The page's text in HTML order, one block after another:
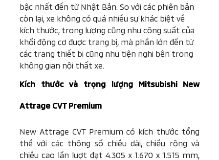
bậc nhất đến từ Nhật Bản. So với các phiên bản
còn lại, xe không có quá nhiều sự khác biệt về
kích thước, trọng lượng cũng như công suất của
khối động cơ được trang bị, mà phần lớn đến từ
các trang thiết bị cũng như tiện nghi bên trong
không gian nội thất xe.
Kích thước và trọng lượng Mitsubishi New
Attrage CVT Premium
New Attrage CVT Premium có kích thước tổng
thể với các thông số chiều dài, chiều rộng và
chiều cao lần lượt đạt 4.305 x 1.670 x 1.515 mm,